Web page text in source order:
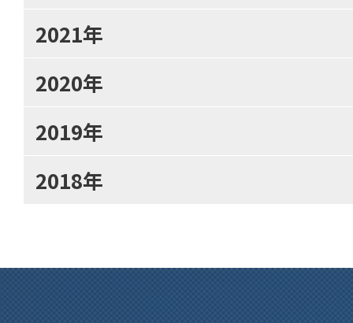
2021年
2020年
2019年
2018年